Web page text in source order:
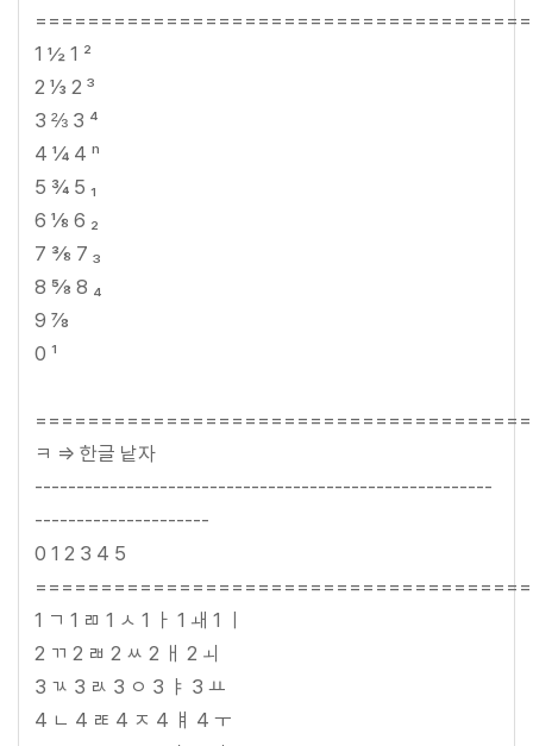
1 ½ 1 ²
2 ⅓ 2 ³
3 ⅔ 3 ⁴
4 ¼ 4 ⁿ
5 ¾ 5 ₁
6 ⅛ 6 ₂
7 ⅜ 7 ₃
8 ⅝ 8 ₄
9 ⅞
0 ¹
ㅋ => 한글 낱자
-------------------------------------------------------
---------------------
0 1 2 3 4 5
1 ㄱ 1 ㄻ 1 ㅅ 1 ㅏ 1 ㅙ 1 ㅣ
2 ㄲ 2 ㄼ 2 ㅆ 2 ㅐ 2 ㅚ
3 ㄳ 3 ㄽ 3 ㅇ 3 ㅑ 3 ㅛ
4 ㄴ 4 ㄾ 4 ㅈ 4 ㅒ 4 ㅜ